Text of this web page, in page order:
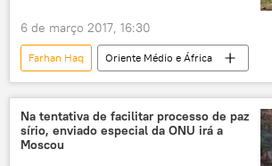
6 de março 2017, 16:30
Farhan Haq
Oriente Médio e África
Mundo
Notícias
Iraque
Mossul
ONU
ajuda humanitária
deslocados
Na tentativa de facilitar processo de paz
sírio, enviado especial da ONU irá a
Moscou